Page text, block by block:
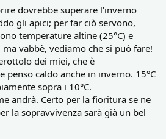
dovrebbe superare l'inverno
gli apici; per far ciò servono,
temperature altine (25°C) e
vabbè, vediamo che si può fare!
dei miei, che è
penso caldo anche in inverno. 15°C
sopra i 10°C.
andrà. Certo per la fioritura se ne
la sopravvivenza sarà già un bel